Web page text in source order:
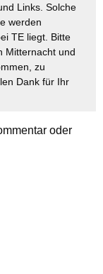
Links. Solche
werden
TE liegt. Bitte
Mitternacht und
zu
Dank für Ihr
oder